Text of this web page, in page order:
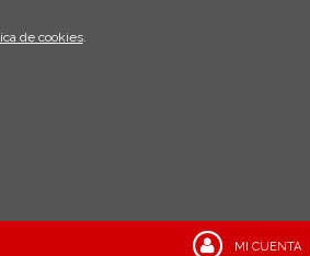
de cookies.
MI CUENTA